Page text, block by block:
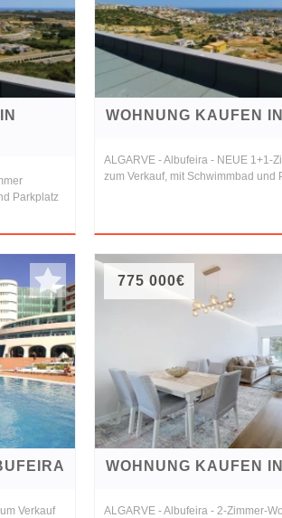
Parkplatz
WOHNUNG KAUFEN
ALGARVE - Albufeira - NEUE 1+1-
zum Verkauf, mit Schwimmbad und
Verkauf
775 000€
WOHNUNG KAUFEN
ALGARVE - Albufeira - 2-Zimmer-